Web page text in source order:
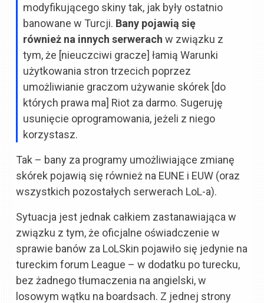
modyfikującego skiny tak, jak były ostatnio
banowane w Turcji. Bany pojawią się
również na innych serwerach w związku z
tym, że [nieuczciwi gracze] łamią Warunki
użytkowania stron trzecich poprzez
umożliwianie graczom używanie skórek [do
których prawa ma] Riot za darmo. Sugeruję
usunięcie oprogramowania, jeżeli z niego
korzystasz.
Tak – bany za programy umożliwiające zmianę
skórek pojawią się również na EUNE i EUW (oraz
wszystkich pozostałych serwerach LoL-a).
Sytuacja jest jednak całkiem zastanawiająca w
związku z tym, że oficjalne oświadczenie w
sprawie banów za LoLSkin pojawiło się jedynie na
tureckim forum League – w dodatku po turecku,
bez żadnego tłumaczenia na angielski, w
losowym wątku na boardsach. Z jednej strony